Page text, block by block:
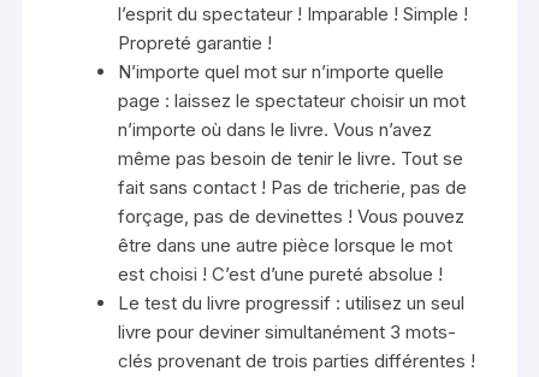
l’esprit du spectateur ! Imparable ! Simple !
Propreté garantie !
N’importe quel mot sur n’importe quelle
page : laissez le spectateur choisir un mot
n’importe où dans le livre. Vous n’avez
même pas besoin de tenir le livre. Tout se
fait sans contact ! Pas de tricherie, pas de
forçage, pas de devinettes ! Vous pouvez
être dans une autre pièce lorsque le mot
est choisi ! C’est d’une pureté absolue !
Le test du livre progressif : utilisez un seul
livre pour deviner simultanément 3 mots-
clés provenant de trois parties différentes !